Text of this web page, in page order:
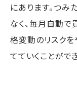
にあります。つ
なく、毎月自動
格変動のリスク
てていくことがで